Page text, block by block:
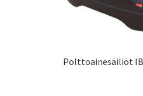
Polttoainesäiliöt